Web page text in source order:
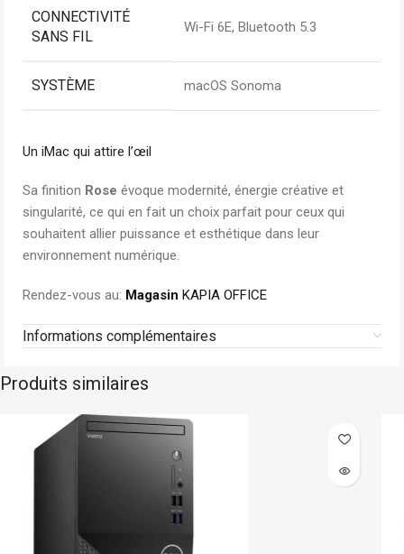
CONNECTIVITÉ
SANS FIL
Wi-Fi 6E, Bluetooth 5.3
SYSTÈME macOS Sonoma
Un iMac qui attire l’œil
Sa finition Rose évoque modernité, énergie créative et
singularité, ce qui en fait un choix parfait pour ceux qui
souhaitent allier puissance et esthétique dans leur
environnement numérique.
Rendez-vous au: Magasin KAPIA OFFICE
Informations complémentaires
Produits similaires
Dell